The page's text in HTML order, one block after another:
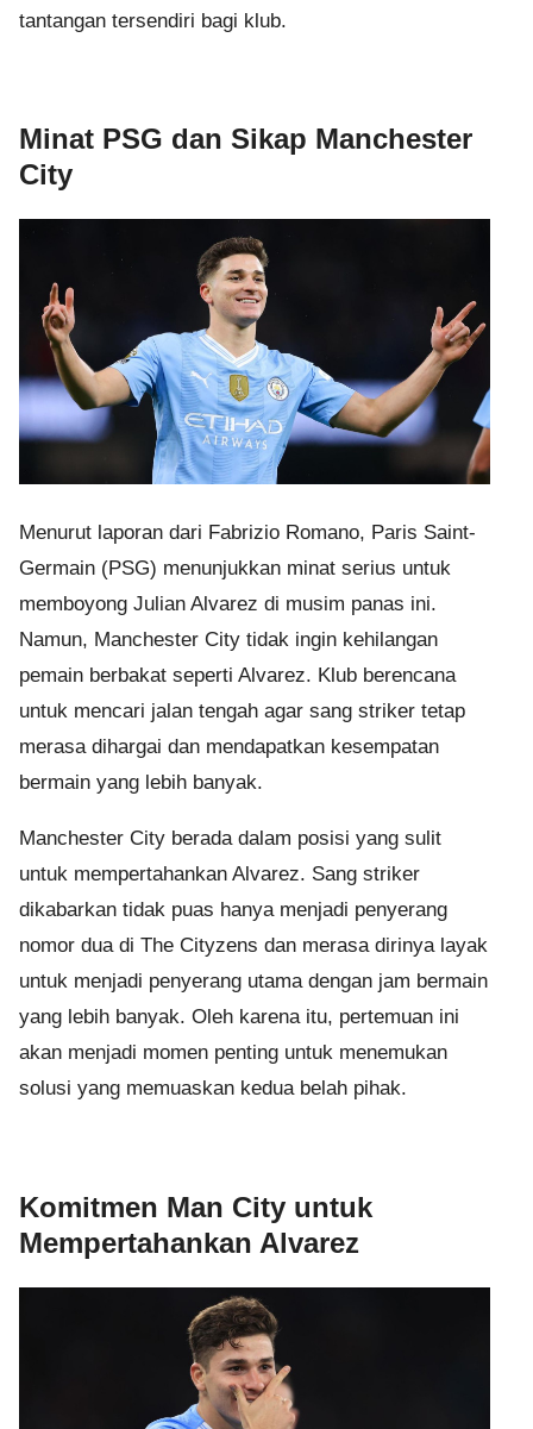
tantangan tersendiri bagi klub.
Minat PSG dan Sikap Manchester
City
Menurut laporan dari Fabrizio Romano, Paris Saint-
Germain (PSG) menunjukkan minat serius untuk
memboyong Julian Alvarez di musim panas ini.
Namun, Manchester City tidak ingin kehilangan
pemain berbakat seperti Alvarez. Klub berencana
untuk mencari jalan tengah agar sang striker tetap
merasa dihargai dan mendapatkan kesempatan
bermain yang lebih banyak.
Manchester City berada dalam posisi yang sulit
untuk mempertahankan Alvarez. Sang striker
dikabarkan tidak puas hanya menjadi penyerang
nomor dua di The Cityzens dan merasa dirinya layak
untuk menjadi penyerang utama dengan jam bermain
yang lebih banyak. Oleh karena itu, pertemuan ini
akan menjadi momen penting untuk menemukan
solusi yang memuaskan kedua belah pihak.
Komitmen Man City untuk
Mempertahankan Alvarez